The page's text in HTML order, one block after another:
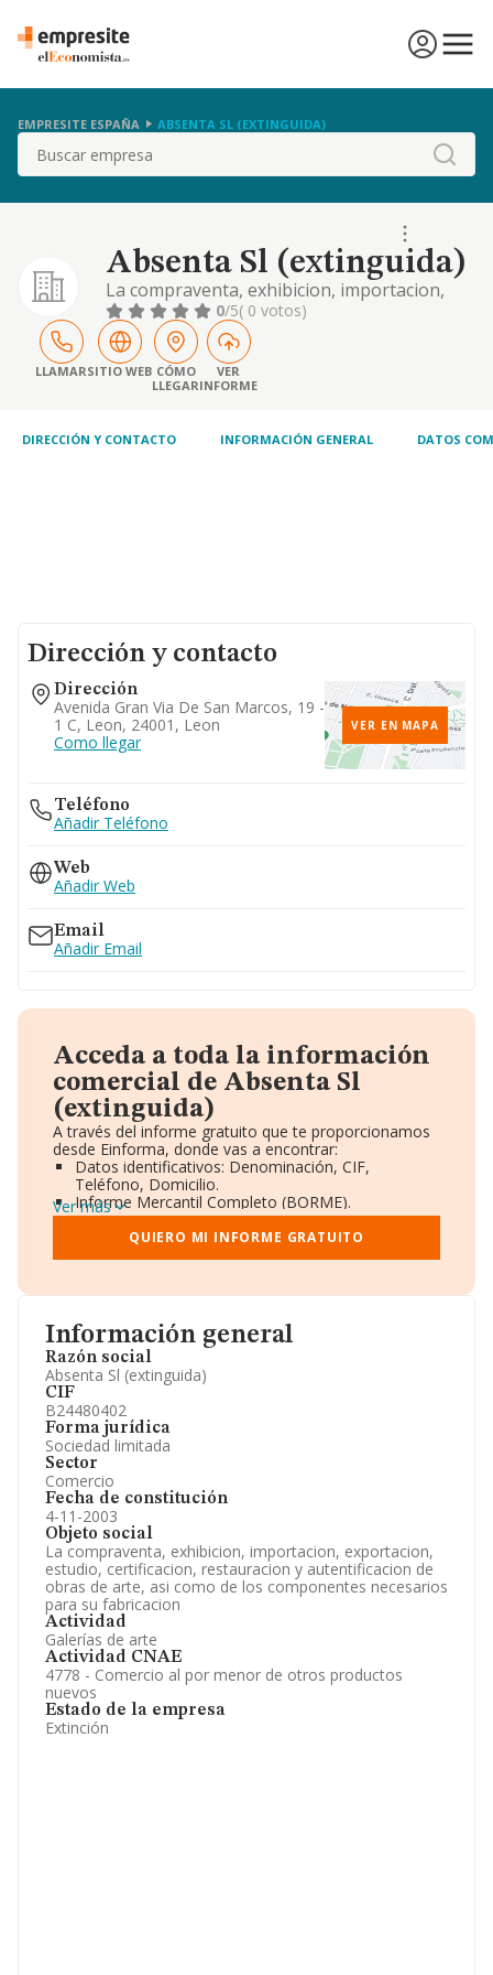
EMPRESITE ESPAÑA ABSENTA SL (EXTINGUIDA)
Buscar
Absenta Sl (extinguida)
La compraventa, exhibicion, importacion,
exportacion, estudio, certificacion,
restauracion y autentificacion de obras de
arte, asi como de los componentes
necesarios para su fabricacion
0/5( 0 votos)
LLAMARSITIO WEB CÓMO
LLEGAR
VER
INFORME
DIRECCIÓN Y CONTACTO INFORMACIÓN GENERAL DATOS
Información general
Razón social
Absenta Sl (extinguida)
CIF
B24480402
Forma jurídica
Sociedad limitada
Sector
Comercio
Fecha de constitución
4-11-2003
Objeto social
La compraventa, exhibicion, importacion, exportacion,
estudio, certificacion, restauracion y autentificacion de
obras de arte, asi como de los componentes necesarios
para su fabricacion
Actividad
Galerías de arte
Actividad CNAE
4778 - Comercio al por menor de otros productos
nuevos
Estado de la empresa
Extinción
Dirección y contacto
Dirección
Avenida Gran Via De San Marcos, 19 -
1 C, Leon, 24001, Leon
Como llegar
VER EN MAPA
Teléfono
Añadir Teléfono
Web
Añadir Web
Email
Añadir Email
Acceda a toda la información
comercial de Absenta Sl
(extinguida)
A través del informe gratuito que te proporcionamos
desde Einforma, donde vas a encontrar:
Datos identificativos: Denominación, CIF,
Teléfono, Domicilio.
Informe Mercantil Completo (BORME).
Gráficos de Evolución Ventas y Empleados.
Consejo de Administración y Administradores.
Directivos y Ejecutivos.
Información oficial y registral complementaria.
Ver más
QUIERO MI INFORME GRATUITO